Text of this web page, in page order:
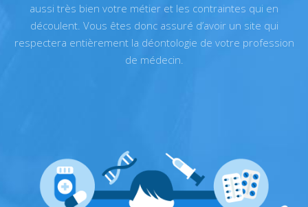
aussi très bien votre métier et les contraintes qui en
découlent. Vous êtes donc assuré d’avoir un site qui
respectera entièrement la déontologie de votre profession
de médecin.